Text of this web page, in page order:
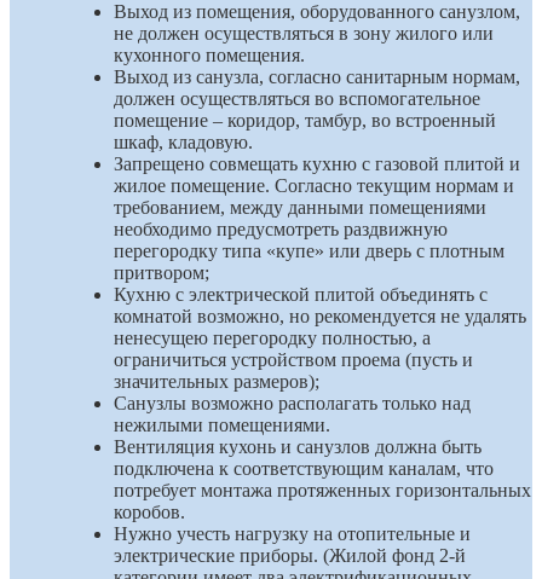
Выход из помещения, оборудованного санузлом,
не должен осуществляться в зону жилого или
кухонного помещения.
Выход из санузла, согласно санитарным нормам,
должен осуществляться во вспомогательное
помещение – коридор, тамбур, во встроенный
шкаф, кладовую.
Запрещено совмещать кухню с газовой плитой и
жилое помещение. Согласно текущим нормам и
требованием, между данными помещениями
необходимо предусмотреть раздвижную
перегородку типа «купе» или дверь с плотным
притвором;
Кухню с электрической плитой объединять с
комнатой возможно, но рекомендуется не удалять
ненесущею перегородку полностью, а
ограничиться устройством проема (пусть и
значительных размеров);
Санузлы возможно располагать только над
нежилыми помещениями.
Вентиляция кухонь и санузлов должна быть
подключена к соответствующим каналам, что
потребует монтажа протяженных горизонтальных
коробов.
Нужно учесть нагрузку на отопительные и
электрические приборы. (Жилой фонд 2-й